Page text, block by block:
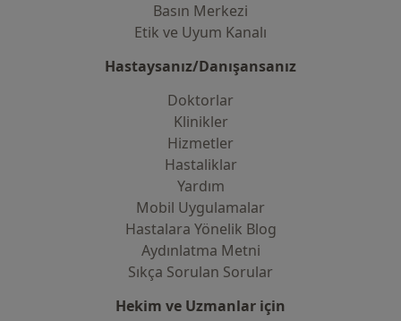
Basın Merkezi
Etik ve Uyum Kanalı
Hastaysanız/Danışansanız
Doktorlar
Klinikler
Hizmetler
Hastaliklar
Yardım
Mobil Uygulamalar
Hastalara Yönelik Blog
Aydınlatma Metni
Sıkça Sorulan Sorular
Hekim ve Uzmanlar için